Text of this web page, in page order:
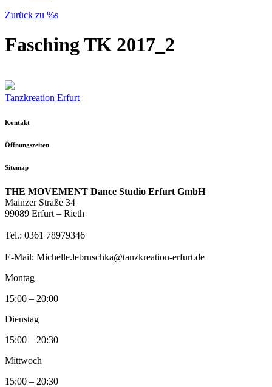
Zurück zu %s
Fasching TK 2017_2
Tanzkreation Erfurt
Kontakt
Öffnungszeiten
Sitemap
THE MOVEMENT Dance Studio Erfurt GmbH
Mainzer Straße 34
99089 Erfurt – Rieth
Tel.: 0361 78979346
E-Mail: Michelle.lebruschka@tanzkreation-erfurt.de
Montag
15:00 – 20:00
Dienstag
15:00 – 20:30
Mittwoch
15:00 – 20:30